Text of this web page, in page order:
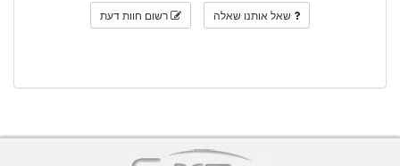
שאל אותנו שאלה רשום חוות דעת